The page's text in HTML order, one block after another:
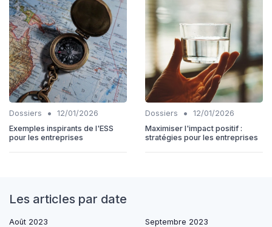
Dossiers •
12/01/2026
Exemples inspirants de l'ESS
pour les entreprises
Dossiers •
12/01/2026
Maximiser l'impact positif :
stratégies pour les entreprises
Les articles par date
Août 2023
Septembre 2023